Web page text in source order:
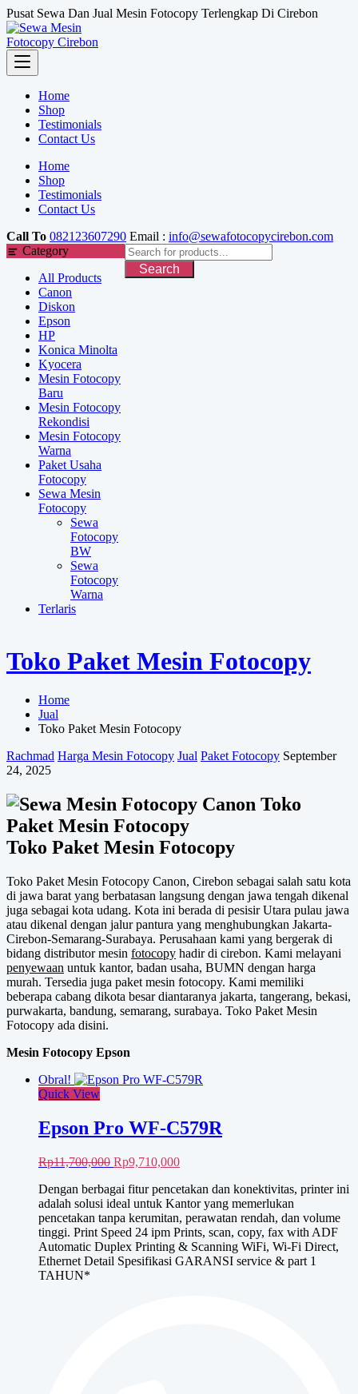
Skip
to
content
Pusat Sewa Dan Jual Mesin Fotocopy Terlengkap Di Cirebon
Home
Shop
Testimonials
Contact Us
Home
Shop
Testimonials
Contact Us
Call To 082123607290 Email : info@sewafotocopycirebon.com
Category
All Products
Canon
Diskon
Epson
HP
Konica Minolta
Kyocera
Mesin Fotocopy
Baru
Mesin Fotocopy
Rekondisi
Mesin Fotocopy
Warna
Paket Usaha
Fotocopy
Sewa Mesin
Fotocopy
Sewa
Fotocopy
BW
Sewa
Fotocopy
Warna
Terlaris
Search
Toko Paket Mesin Fotocopy
Home
Jual
Toko Paket Mesin Fotocopy
Rachmad Harga Mesin Fotocopy Jual Paket Fotocopy September
24, 2025
Toko Paket Mesin Fotocopy
Toko Paket Mesin Fotocopy Canon, Cirebon sebagai salah satu kota
di jawa barat yang berbatasan langsung dengan jawa tengah dikenal
juga sebagai kota udang. Kota ini berada di pesisir Utara pulau jawa
atau dikenal dengan jalur pantura yang menghubungkan Jakarta-
Cirebon-Semarang-Surabaya. Perusahaan kami yang bergerak di
bidang distributor mesin fotocopy hadir di cirebon. Kami melayani
penyewaan untuk kantor, badan usaha, BUMN dengan harga
murah. Tersedia juga paket mesin fotocopy. Kami memiliki
beberapa cabang dikota besar diantaranya jakarta, tangerang, bekasi,
purwakarta, bandung, semarang, surabaya. Toko Paket Mesin
Fotocopy ada disini.
Mesin Fotocopy Epson
Obral!
Quick View
Epson Pro WF-C579R
Rp11,700,000 Harga
adalah:
Rp11,700,000.
Rp9,710,000Harga
ini
adalah:
Rp9,710,000.
Dengan berbagai fitur pencetakan dan konektivitas, printer ini
adalah solusi ideal untuk Kantor yang memerlukan
pencetakan tanpa kerumitan, perawatan rendah, dan volume
tinggi. Print Speed 24 ipm Prints, scan, copy, fax with ADF
Automatic Duplex Printing & Scanning WiFi, Wi-Fi Direct,
Ethernet Detail Spesifikasi GARANSI service & part 1
TAHUN*